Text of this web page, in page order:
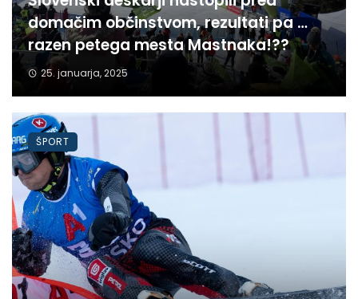
domačim občinstvom, rezultati pa …
razen petega mesta Mastnaka!??
25. januarja, 2025
ŠPORT